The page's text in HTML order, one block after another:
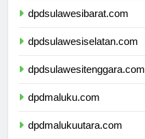
dpdsulawesibarat.com
dpdsulawesiselatan.com
dpdsulawesitenggara.com
dpdmaluku.com
dpdmalukuutara.com